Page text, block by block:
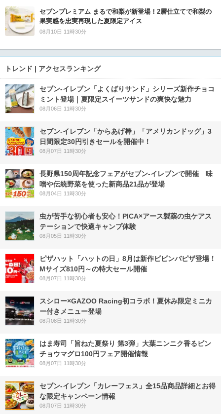
セブンプレミアム まるで和梨が新登場！2層仕立てで和梨の
果実感を忠実再現した夏限定アイス
08月10日 11時30分
トレンド | アクセスランキング
セブン‐イレブン「よくばりサンド」シリーズ新作チョコ
ミント登場｜夏限定スイーツサンドの爽快な魅力
08月06日 11時30分
セブン‐イレブン「からあげ棒」「アメリカンドッグ」3
日間限定30円引きセールを開催中！
08月07日 11時30分
長野県150周年記念フェアがセブン-イレブンで開催 味
噌や伝統野菜を使った新商品21品が登場
08月04日 11時30分
虫が苦手な初心者も安心！PICA×アース製薬の虫ケアス
テーションで快適キャンプ体験
08月05日 11時30分
ピザハット「ハットの日」8月は新作ビビンバピザ登場！
Mサイズ810円～の特大セール開催
08月07日 11時30分
スシロー×GAZOO Racing初コラボ！夏休み限定ミニカ
ー付きメニュー登場
08月08日 11時30分
はま寿司「旨ねた夏祭り 第3弾」大葉ニンニク香るビン
チョウマグロ100円フェア開催情報
08月07日 11時30分
セブン‐イレブン「カレーフェス」全15品商品詳細とお得
な限定キャンペーン情報
08月07日 11時30分